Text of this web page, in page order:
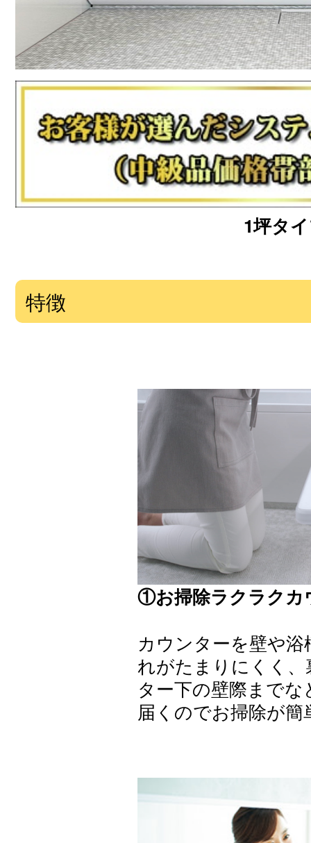
1坪タ
特徴
①お掃除ラクラクカ
カウンターを壁や
れがたまりにくく
ター下の壁際まで
届くのでお掃除が簡